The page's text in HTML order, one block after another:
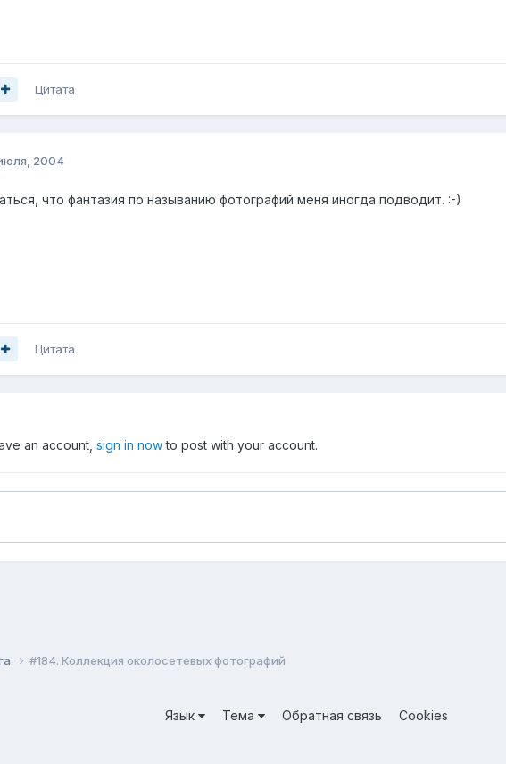
Цитата
2004
что фантазия по называнию фотографий меня иногда подводит. :-)
Цитата
an account, sign in nowto post with your account.
#184. Коллекция околосетевых фотографий
Язык Тема Обратная связь
Cookies